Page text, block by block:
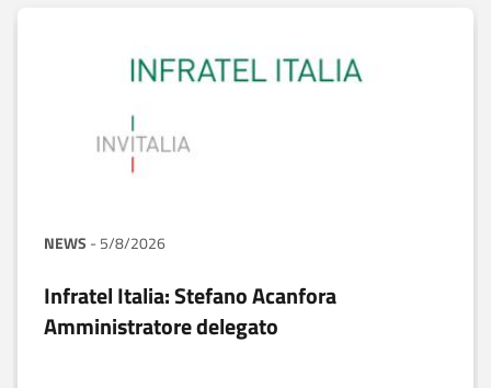
NEWS - 5/8/2026
Infratel Italia: Stefano Acanfora
Amministratore delegato